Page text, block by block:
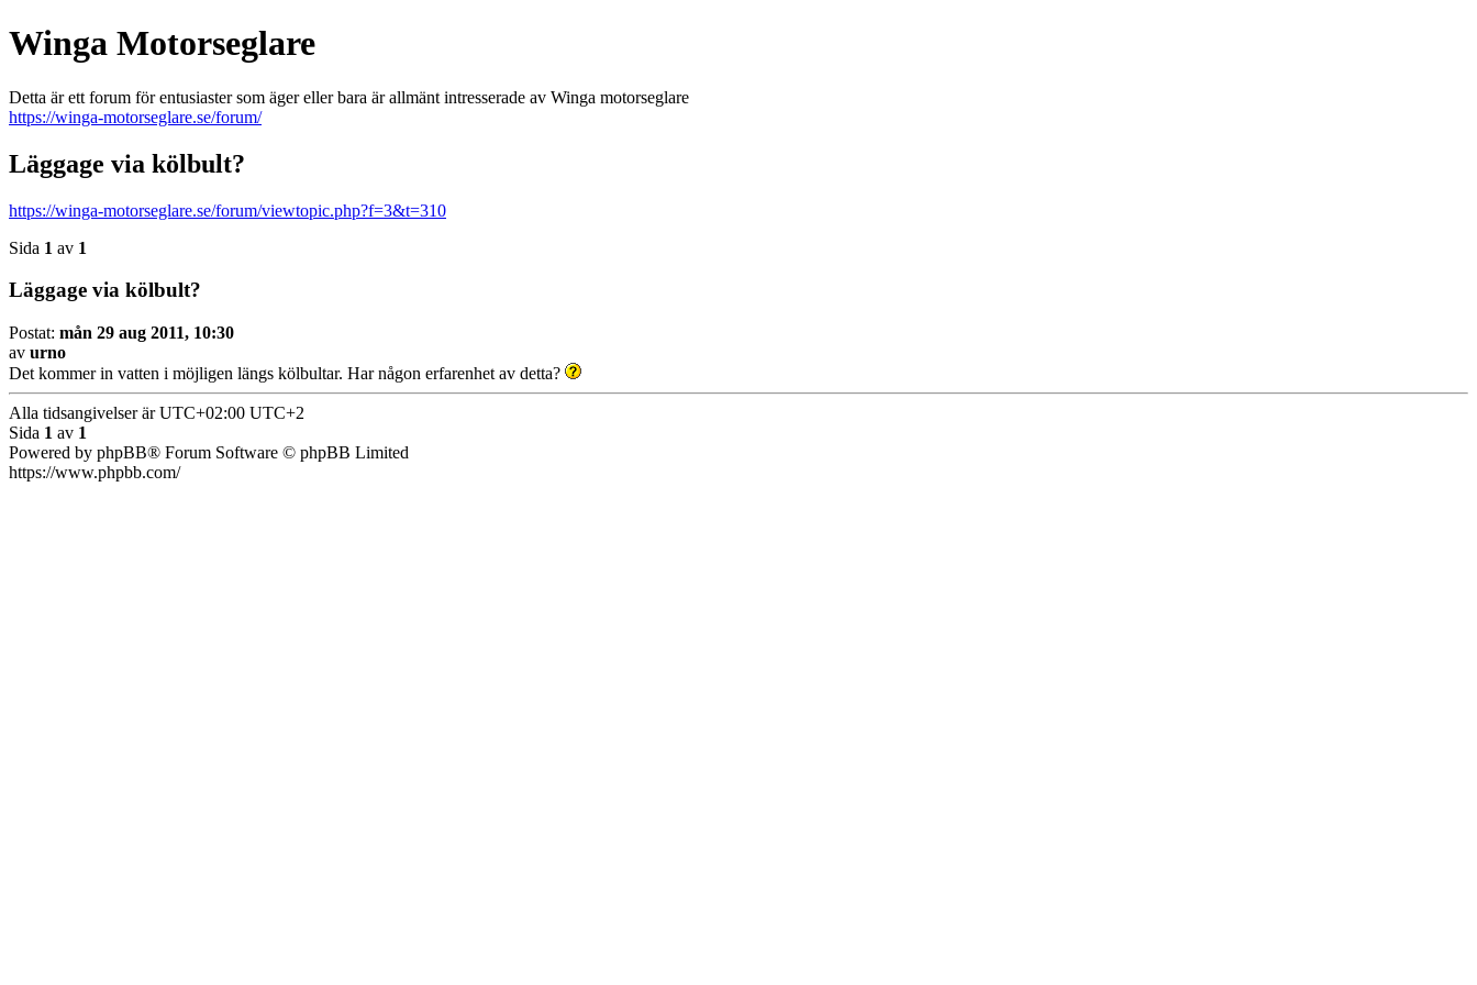
Winga Motorseglare
Detta är ett forum för entusiaster som äger eller bara är allmänt intresserade av Winga motorseglare
https://winga-motorseglare.se/forum/
Läggage via kölbult?
https://winga-motorseglare.se/forum/viewtopic.php?f=3&t=310
Sida 1 av 1
Läggage via kölbult?
Postat: mån 29 aug 2011, 10:30
av urno
Det kommer in vatten i möjligen längs kölbultar. Har någon erfarenhet av detta?
Alla tidsangivelser är UTC+02:00 UTC+2
Sida 1 av 1
Powered by phpBB® Forum Software © phpBB Limited
https://www.phpbb.com/